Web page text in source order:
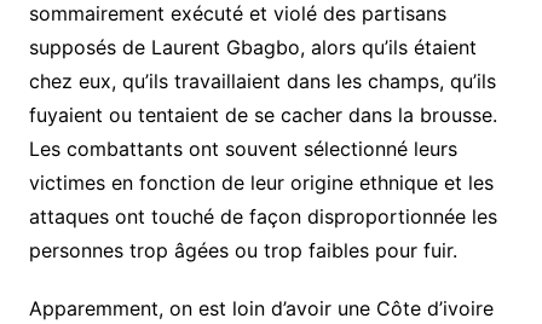
sommairement exécuté et violé des partisans
supposés de Laurent Gbagbo, alors qu’ils étaient
chez eux, qu’ils travaillaient dans les champs, qu’ils
fuyaient ou tentaient de se cacher dans la brousse.
Les combattants ont souvent sélectionné leurs
victimes en fonction de leur origine ethnique et les
attaques ont touché de façon disproportionnée les
personnes trop âgées ou trop faibles pour fuir.
Apparemment, on est loin d’avoir une Côte d’ivoire